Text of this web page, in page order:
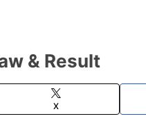
& Result
X